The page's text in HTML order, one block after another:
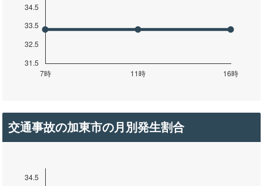
交通事故の加東市の月別発生割合